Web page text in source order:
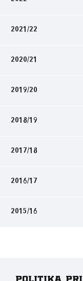
2021/22
2020/21
2019/20
2018/19
2017/18
2016/17
2015/16